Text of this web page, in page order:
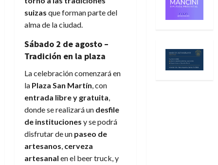
suizas que forman parte del
alma de la ciudad.
Sábado 2 de agosto –
Tradición en la plaza
La celebración comenzará en
la Plaza San Martín, con
entrada libre y gratuita,
donde se realizará un desfile
de instituciones y se podrá
disfrutar de un paseo de
artesanos, cerveza
artesanal en el beer truck, y